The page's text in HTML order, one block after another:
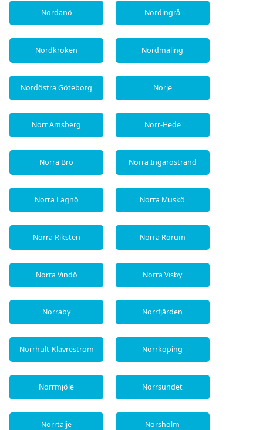
Nordanö Nordingrå
Nordkroken Nordmaling
Nordöstra Göteborg Norje
Norr Amsberg Norr-Hede
Norra Bro Norra Ingaröstrand
Norra Lagnö Norra Muskö
Norra Riksten Norra Rörum
Norra Vindö Norra Visby
Norraby Norrfjärden
Norrhult-Klavreström Norrköping
Norrmjöle Norrsundet
Norrtälje Norsholm